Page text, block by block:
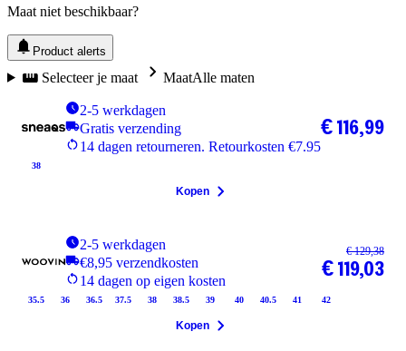
Maat niet beschikbaar?
Product alerts
Selecteer je maat MaatAlle maten
2-5 werkdagen
Gratis verzending
14 dagen retourneren. Retourkosten €7.95
38
€ 116,99
Kopen
2-5 werkdagen
€8,95 verzendkosten
14 dagen op eigen kosten
35.5 36 36.5 37.5 38 38.5 39 40 40.5 41 42
€ 129,38
€ 119,03
Kopen